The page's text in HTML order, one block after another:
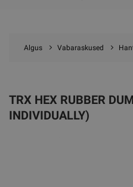
Algus Vabaraskused
TRX HEX RUBBER
INDIVIDUALLY)